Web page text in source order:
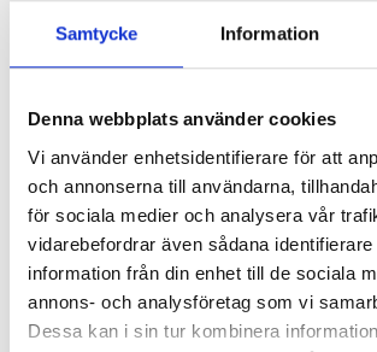
Samtycke Information
Denna webbplats använder cookies
Vi använder enhetsidentifierare för att
och annonserna till användarna,
för sociala medier och analysera vår
vidarebefordrar även sådana
information från din enhet till de sociala
annons- och analysföretag som vi
Dessa kan i sin tur kombinera
Storlek: M
Finns i lager i65 varuhus
129